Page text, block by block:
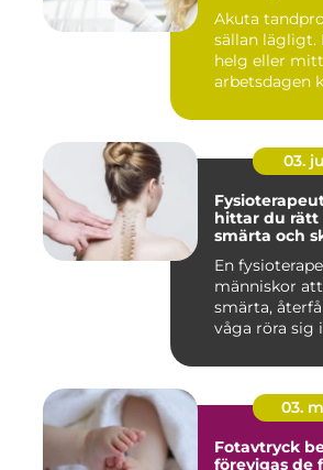
Akuta
sällan lägligt.
helg eller
arbetsdagen
03.
Fysioterapeut
hittar du rätt
smärta och
En
människor
smärta,
våga röra sig
03.
Fotavtryck
förevigas de